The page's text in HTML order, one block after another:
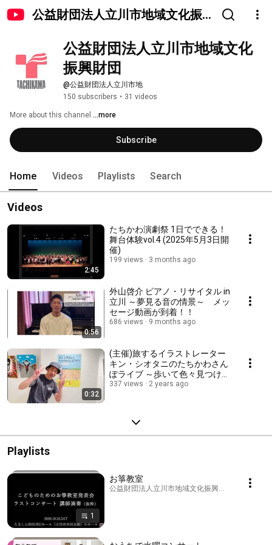
公益財団法人立川市地域文化振
公益財団法人立川市地域文化
振興財団
@公益財団法人立川市地
150 subscribers • 31 videos
More about this channel ...more
Subscribe
Home Videos Playlists Search
Videos
2:45
たちかわ演劇祭 1日でできる！
舞台体験vol.4 (2025年5月3日開
催)
199 views 3 months ago
0:56
外山啓介 ピアノ・リサイタル in
立川 ～夢見る音の情景～ メッ
セージ動画が到着！！
686 views 9 months ago
0:32
(主催)旅するイラストレーター
キン・シオタニのたちかわさん
ぽライブ ～歩いて色々見つけた
よ～
337 views 2 years ago
Playlists
1
お箏教室
公益財団法人立川市地域文化振興財団 · Playlist